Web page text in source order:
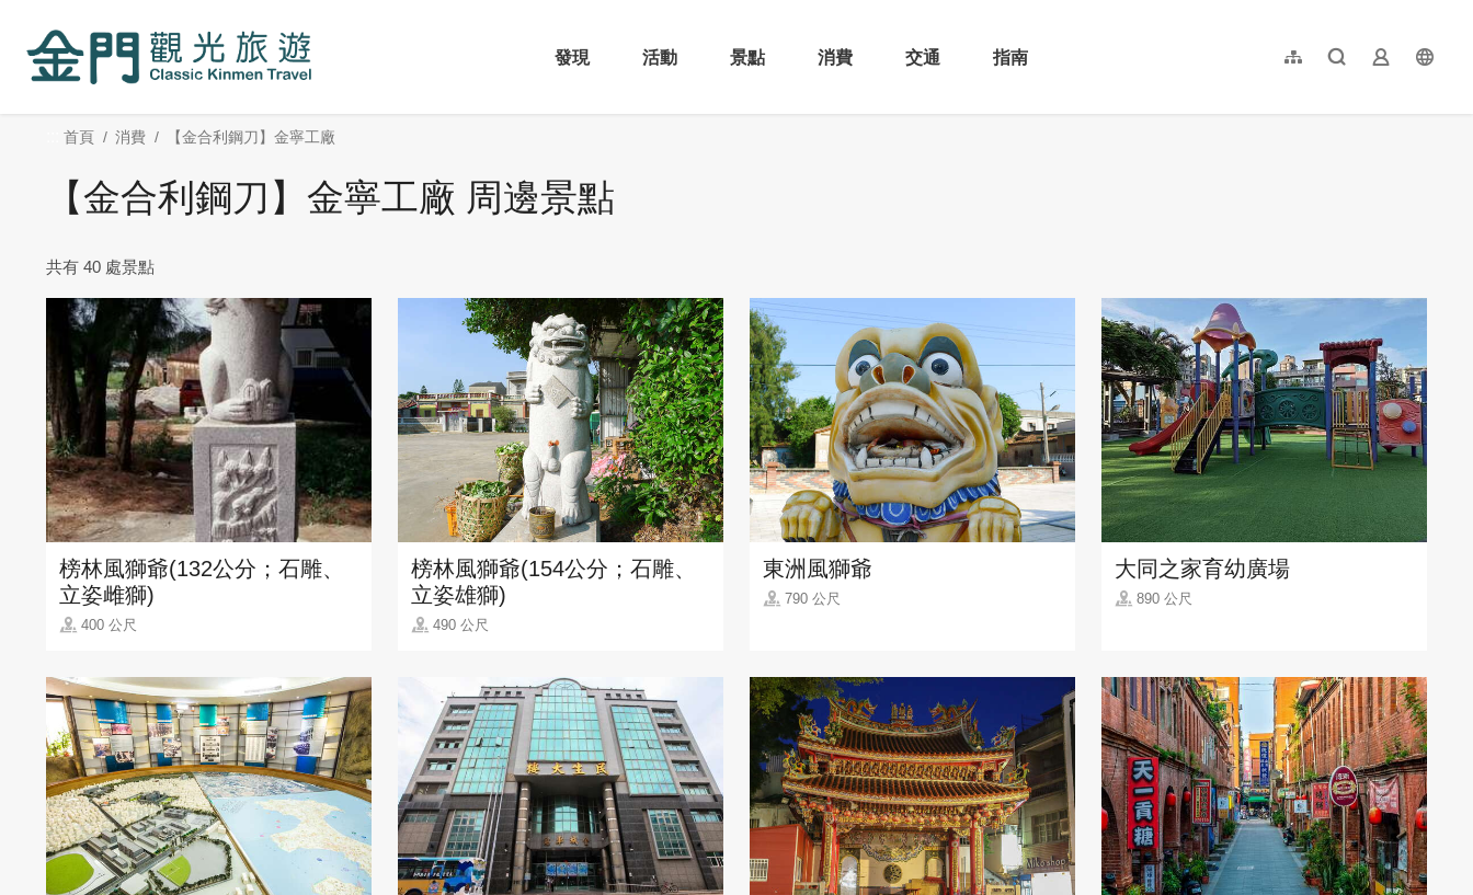
內
發現
活動 景點 消費 交通 指南 網站導覽全文檢索業者登入
简体中文
首頁 消費 【金合利鋼刀】金寧工廠
【金合利鋼刀】金寧工廠 周邊景點
共有 40 處景點
榜林風獅爺(132公分；石雕、
立姿雌獅)
400 公尺
榜林風獅爺(154公分；石雕、
立姿雄獅)
490 公尺
東洲風獅爺
790 公尺
大同之家育幼廣場
890 公尺